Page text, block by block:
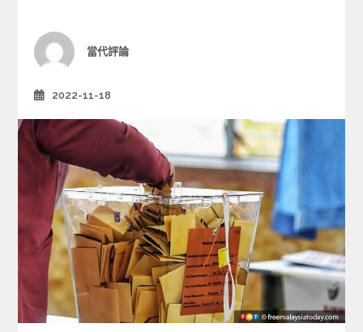
i
e
Author
當代評論
2022-11-18